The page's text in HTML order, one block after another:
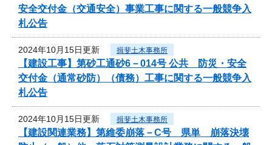
安全交付金（交通安全）事業工事に関する一般競争入
札公告
2024年10月15日更新 揖斐土木事務所
【建設工事】第砂工通砂6－014号 公共 防災・安全
交付金（通常砂防）（債務）工事に関する一般競争入
札公告
2024年10月15日更新 揖斐土木事務所
【建設関連業務】第維委崩落－C号 県単 崩落決壊